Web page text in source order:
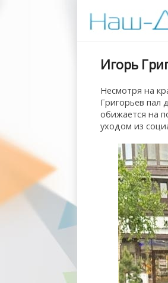
Игорь
Несмотря на
Григорьев пал
обижается на
уходом из